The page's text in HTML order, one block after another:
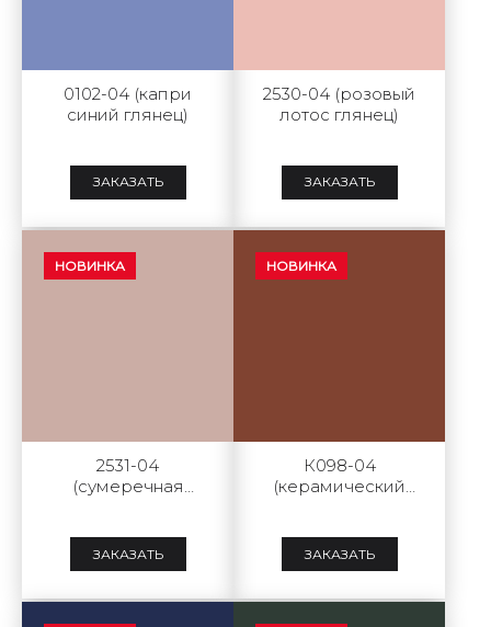
0102-04 (капри
синий глянец)
ЗАКАЗАТЬ
2530-04 (розовый
лотос глянец)
ЗАКАЗАТЬ
НОВИНКА
2531-04
(сумеречная
ЗАКАЗАТЬ
НОВИНКА
К098-04
(керамический
ЗАКАЗАТЬ